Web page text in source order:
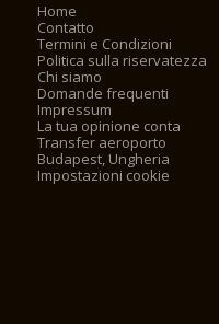
Home
Contatto
Termini e Condizioni
Politica sulla riservatezza
Chi siamo
Domande frequenti
Impressum
La tua opinione conta
Transfer aeroporto
Budapest, Ungheria
Impostazioni cookie